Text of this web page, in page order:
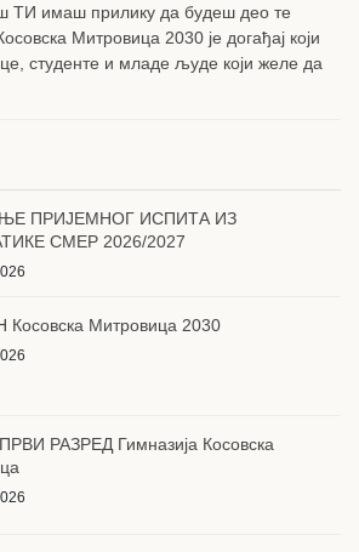
ТИ имаш прилику да будеш део те
Митровица 2030 је догађај који
студенте и младе људе који желе да
ПРИЈЕМНОГ ИСПИТА ИЗ
СМЕР 2026/2027
Косовска Митровица 2030
РАЗРЕД Гимназија Косовска